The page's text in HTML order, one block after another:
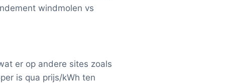
windmolen vs
er op andere sites zoals
is qua prijs/kWh ten